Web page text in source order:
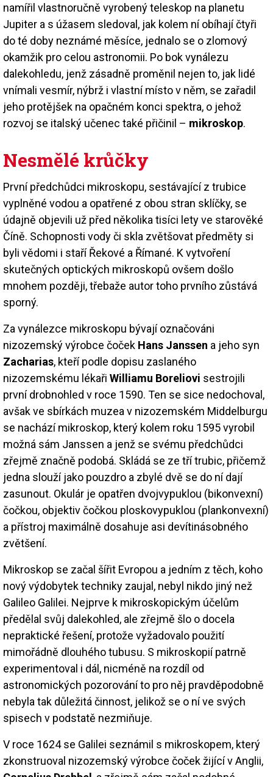
namířil vlastnoručně vyrobený teleskop na planetu
Jupiter a s úžasem sledoval, jak kolem ní obíhají čtyři
do té doby neznámé měsíce, jednalo se o zlomový
okamžik pro celou astronomii. Po bok vynálezu
dalekohledu, jenž zásadně proměnil nejen to, jak lidé
vnímali vesmír, nýbrž i vlastní místo v něm, se zařadil
jeho protějšek na opačném konci spektra, o jehož
rozvoj se italský učenec také přičinil – mikroskop.
Nesmělé krůčky
První předchůdci mikroskopu, sestávající z trubice
vyplněné vodou a opatřené z obou stran sklíčky, se
údajně objevili už před několika tisíci lety ve starověké
Číně. Schopnosti vody či skla zvětšovat předměty si
byli vědomi i staří Řekové a Římané. K vytvoření
skutečných optických mikroskopů ovšem došlo
mnohem později, třebaže autor toho prvního zůstává
sporný.
Za vynálezce mikroskopu bývají označováni
nizozemský výrobce čoček Hans Janssen a jeho syn
Zacharias, kteří podle dopisu zaslaného
nizozemskému lékaři Williamu Boreliovi sestrojili
první drobnohled v roce 1590. Ten se sice nedochoval,
avšak ve sbírkách muzea v nizozemském Middelburgu
se nachází mikroskop, který kolem roku 1595 vyrobil
možná sám Janssen a jenž se svému předchůdci
zřejmě značně podobá. Skládá se ze tří trubic, přičemž
jedna slouží jako pouzdro a zbylé dvě se do ní dají
zasunout. Okulár je opatřen dvojvypuklou (bikonvexní)
čočkou, objektiv čočkou ploskovypuklou (plankonvexní)
a přístroj maximálně dosahuje asi devítinásobného
zvětšení.
Mikroskop se začal šířit Evropou a jedním z těch, koho
nový výdobytek techniky zaujal, nebyl nikdo jiný než
Galileo Galilei. Nejprve k mikroskopickým účelům
předělal svůj dalekohled, ale zřejmě šlo o docela
nepraktické řešení, protože vyžadovalo použití
mimořádně dlouhého tubusu. S mikroskopií patrně
experimentoval i dál, nicméně na rozdíl od
astronomických pozorování to pro něj pravděpodobně
nebyla tak důležitá činnost, jelikož se o ní ve svých
spisech v podstatě nezmiňuje.
V roce 1624 se Galilei seznámil s mikroskopem, který
zkonstruoval nizozemský výrobce čoček žijící v Anglii,